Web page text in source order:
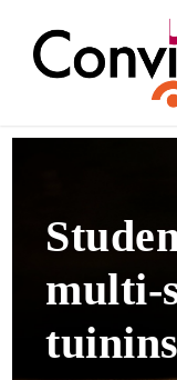
multi-